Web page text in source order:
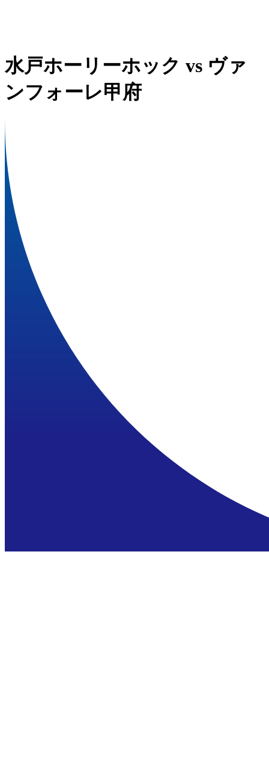
水戸ホーリーホック vs ヴァ
ンフォーレ甲府